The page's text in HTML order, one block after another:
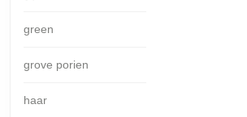
green
grove porien
haar